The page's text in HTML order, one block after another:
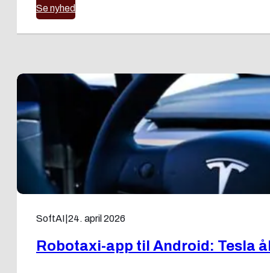
Se nyhed
SoftAI 24. april 2026
Robotaxi-app til Android: Tesla